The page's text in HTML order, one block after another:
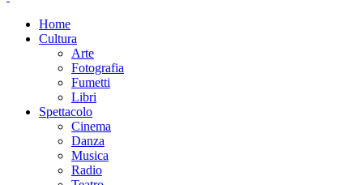
Home
Cultura
Arte
Fotografia
Fumetti
Libri
Spettacolo
Cinema
Danza
Musica
Radio